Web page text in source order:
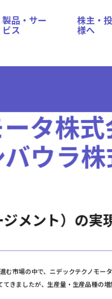
製品・サー
ビス
株主・
様へ
タ株
バウラ
メント）の実
市場の中で、ニデックテクノモー
きましたが、生産量・生産品種